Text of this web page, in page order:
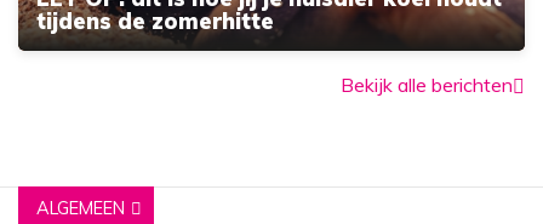
tijdens de zomerhitte
Bekijk alle berichten
ALGEMEEN